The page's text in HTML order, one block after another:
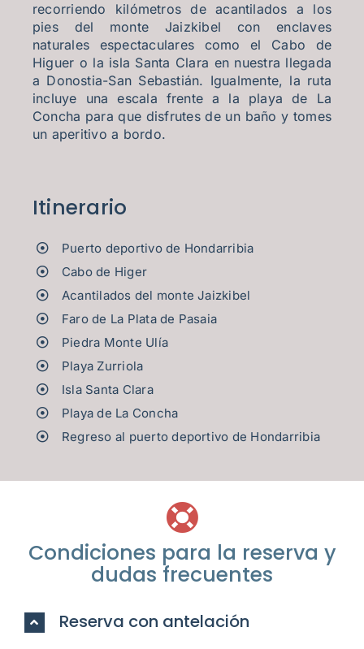
recorriendo kilómetros de acantilados a los
pies del monte Jaizkibel con enclaves
naturales espectaculares como el Cabo de
Higuer o la isla Santa Clara en nuestra llegada
a Donostia-San Sebastián. Igualmente, la ruta
incluye una escala frente a la playa de La
Concha para que disfrutes de un baño y tomes
un aperitivo a bordo.
Itinerario
Puerto deportivo de Hondarribia
Cabo de Higer
Acantilados del monte Jaizkibel
Faro de La Plata de Pasaia
Piedra Monte Ulía
Playa Zurriola
Isla Santa Clara
Playa de La Concha
Regreso al puerto deportivo de Hondarribia
Condiciones para la reserva y
dudas frecuentes
Reserva con antelación